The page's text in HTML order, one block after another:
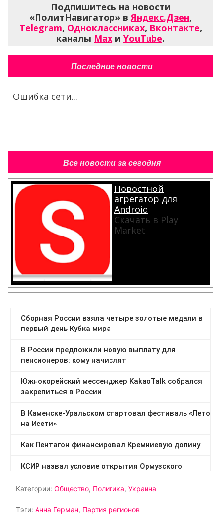
Подпишитесь на новости
«ПолитНавигатор» вЯндекс.Дзен,
Telegram, Одноклассниках, Вконтакте,
каналы Max и YouTube.
Последние новости
Ошибка сети...
Все новости за сегодня
Новостной
агрегатор для
Android
Скачать в Play
Market
Категории: Общество, Политика, Украина
Тэги: Анна Герман, Партия регионов